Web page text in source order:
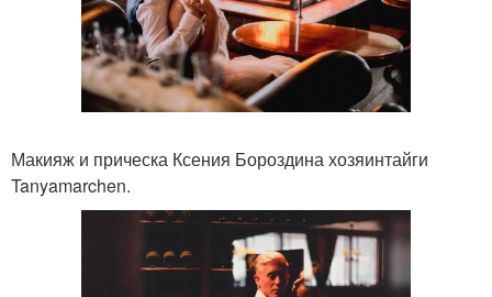
Макияж и прическа Ксения Бороздина хозяинтайги
Tanyamarchen.